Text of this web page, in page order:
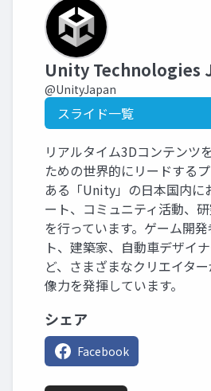
Unity Technologies
@UnityJapan
スライド一覧
リアルタイム3Dコンテンツ
ための世界的にリードする
ある「Unity」の日本国内に
ート、コミュニティ活動、
を行っています。ゲーム開
ト、建築家、自動車デザイ
ど、さまざまなクリエイタ
像力を発揮しています。
シェア
Facebook